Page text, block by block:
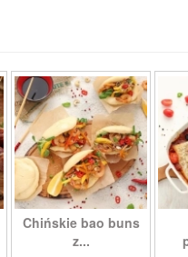
Chińskie bao buns
z...